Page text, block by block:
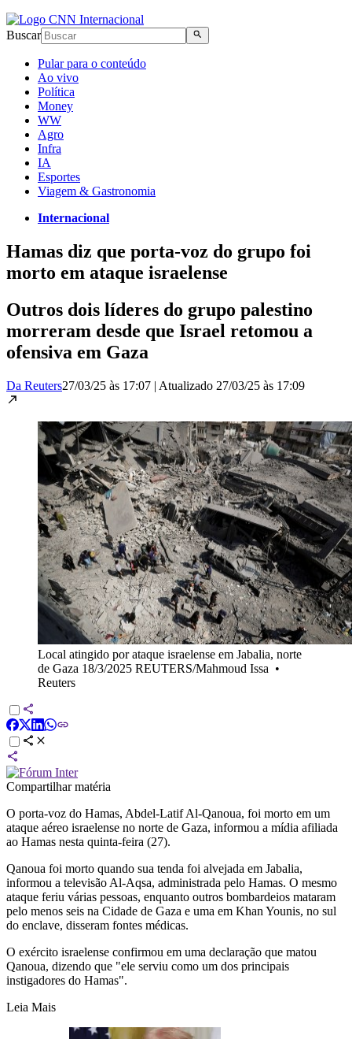
Buscar
Pular para o conteúdo
Ao vivo
Política
Money
WW
Agro
Infra
IA
Esportes
Viagem & Gastronomia
Internacional
Hamas diz que porta-voz do grupo foi
morto em ataque israelense
Outros dois líderes do grupo palestino
morreram desde que Israel retomou a
ofensiva em Gaza
Da Reuters27/03/25 às 17:07 | Atualizado 27/03/25 às 17:09
Local atingido por ataque israelense em Jabalia, norte
de Gaza 18/3/2025 REUTERS/Mahmoud Issa •
Reuters
Compartilhar matéria
O porta-voz do Hamas, Abdel-Latif Al-Qanoua, foi morto em um
ataque aéreo israelense no norte de Gaza, informou a mídia afiliada
ao Hamas nesta quinta-feira (27).
Qanoua foi morto quando sua tenda foi alvejada em Jabalia,
informou a televisão Al-Aqsa, administrada pelo Hamas. O mesmo
ataque feriu várias pessoas, enquanto outros bombardeios mataram
pelo menos seis na Cidade de Gaza e uma em Khan Younis, no sul
do enclave, disseram fontes médicas.
O exército israelense confirmou em uma declaração que matou
Qanoua, dizendo que "ele serviu como um dos principais
instigadores do Hamas".
Leia Mais